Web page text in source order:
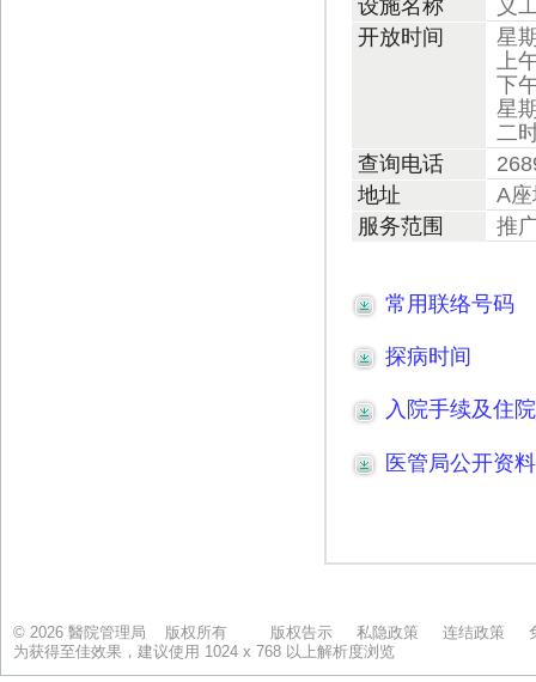
© 2026 醫院管理局 版权所有 版权告示 私隐政策 连结政策
为获得至佳效果，建议使用 1024 x 768 以上解析度浏览